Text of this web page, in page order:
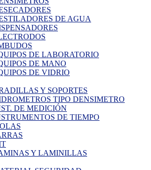
DE AGUA
DE LABORATORIO
DE MANO
DE VIDRIO
Y SOPORTES
TIPO DENSIMETRO
DE MEDICIÓN
DE TIEMPO
Y LAMINILLAS